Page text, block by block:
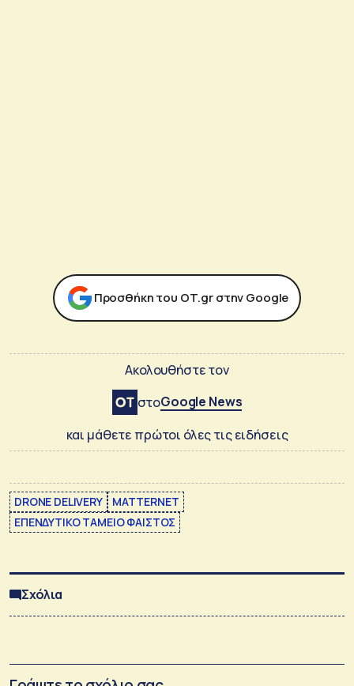
Προσθήκη του ΟΤ.gr στην Google
Ακολουθήστε τον
στοGoogle News
και μάθετε πρώτοι όλες τις ειδήσεις
DRONE DELIVERY
MATTERNET
ΕΠΕΝΔΥΤΙΚΟ ΤΑΜΕΙΟ ΦΑΙΣΤΟΣ
Σχόλια